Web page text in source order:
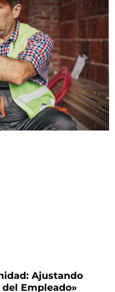
Ajustando
Empleado»